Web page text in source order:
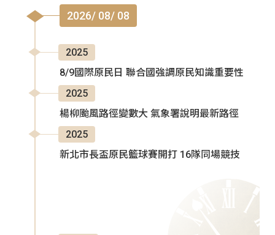
2026/ 08/ 08
2025
8/9國際原民日 聯合國強調原民知識重要性
2025
楊柳颱風路徑變數大 氣象署說明最新路徑
2025
新北市長盃原民籃球賽開打 16隊同場競技